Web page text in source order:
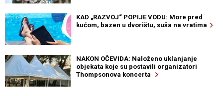
KAD „RAZVOJ“ POPIJE VODU: More pred
kućom, bazen u dvorištu, suša na vratima
NAKON OČEVIDA: Naloženo uklanjanje
objekata koje su postavili organizatori
Thompsonova koncerta